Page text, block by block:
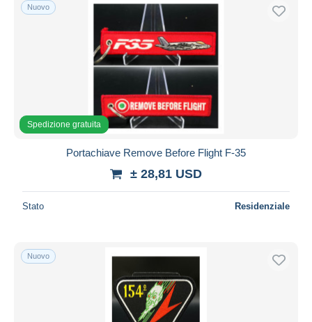
Nuovo
Spedizione gratuita
Portachiave Remove Before Flight F-35
± 28,81 USD
Stato Residenziale
Nuovo